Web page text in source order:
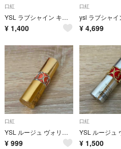
口紅
YSL ラブシャイン キャンディグレーズ 22
¥ 1,400
口紅
¥ 4,699
口紅
YSL ルージュ ヴォリュプテ シャイン No.14 口紅 サンローラン
¥ 999
口紅
¥ 1,500